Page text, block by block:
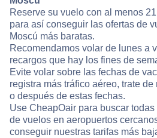
Reserve su vuelo con al menos
para así conseguir las ofertas de
Moscú más baratas.
Recomendamos volar de lunes a
recargos que hay los fines de
Evite volar sobre las fechas de
registra más tráfico aéreo, trate
o después de estas fechas.
Use CheapOair para buscar
de vuelos en aeropuertos
conseguir nuestras tarifas más